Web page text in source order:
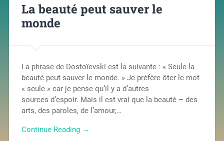
La beauté peut sauver le
monde
La phrase de Dostoïevski est la suivante : « Seule la
beauté peut sauver le monde. » Je préfère ôter le mot
« seule » car je pense qu’il y a d’autres
sources d’espoir. Mais il est vrai que la beauté – des
arts, des paroles, de l’amour,…
Continue Reading →